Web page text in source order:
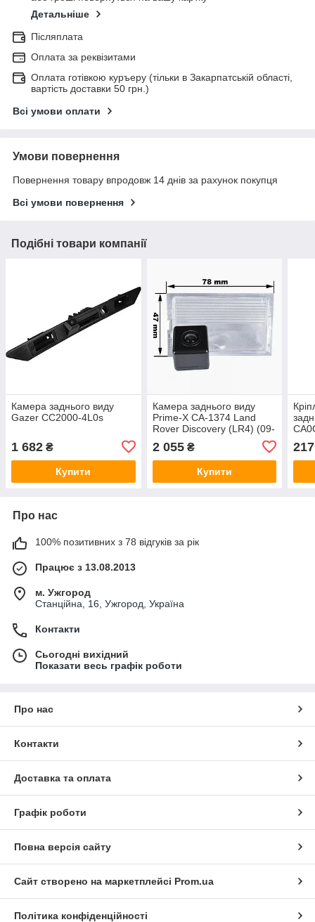
Детальніше
Післяплата
Оплата за реквізитами
Оплата готівкою куръеру (тільки в Закарпатській області,
вартість доставки 50 грн.)
Всі умови оплати
Умови повернення
Повернення товару впродовж 14 днів за рахунок покупця
Всі умови повернення
Подібні товари компанії
Камера заднього виду
Gazer CC2000-4L0s
1 682 ₴
Купити
Камера заднього виду
Prime-X CA-1374 Land
Rover Discovery (LR4) (09-
17), Freelander (L359) (06-
14), Range Rover (L322)
(02-12),
2 055₴
Купити
DS4
217
Про нас
100% позитивних з 78 відгуків за рік
Працює з 13.08.2013
м. Ужгород
Станційна, 16, Ужгород, Україна
Контакти
Сьогодні вихідний
Показати весь графік роботи
Про нас
Контакти
Доставка та оплата
Графік роботи
Повна версія сайту
Сайт створено на маркетплейсі Prom.ua
Політика конфіденційності